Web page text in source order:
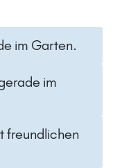
im Garten.
im
freundlichen